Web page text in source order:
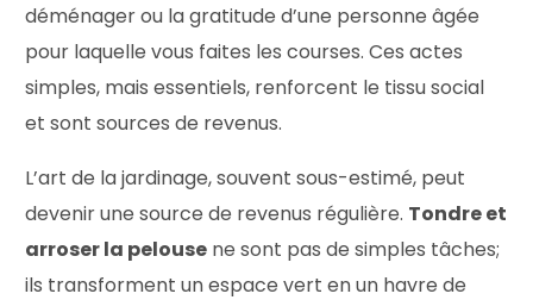
déménager ou la gratitude d’une personne âgée
pour laquelle vous faites les courses. Ces actes
simples, mais essentiels, renforcent le tissu social
et sont sources de revenus.
L’art de la jardinage, souvent sous-estimé, peut
devenir une source de revenus régulière. Tondre et
arroser la pelouse ne sont pas de simples tâches;
ils transforment un espace vert en un havre de